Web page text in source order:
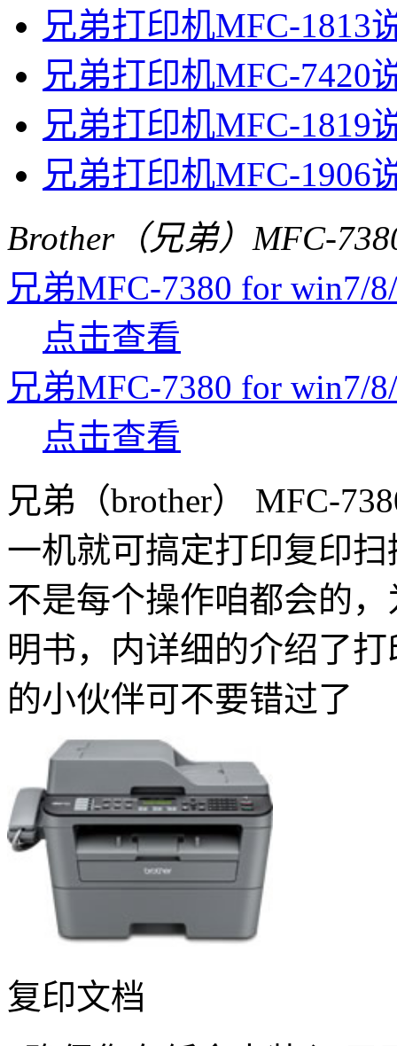
兄弟打印机MFC-1813
兄弟打印机MFC-7420
兄弟打印机MFC-1819
兄弟打印机MFC-1906
Brother（兄弟）MFC-
兄弟MFC-7380 for win7/
点击查看
兄弟MFC-7380 for win7/
点击查看
兄弟（brother） MFC-
一机就可搞定打印复印
不是每个操作咱都会的
明书，内详细的介绍了
的小伙伴可不要错过了
复印文档